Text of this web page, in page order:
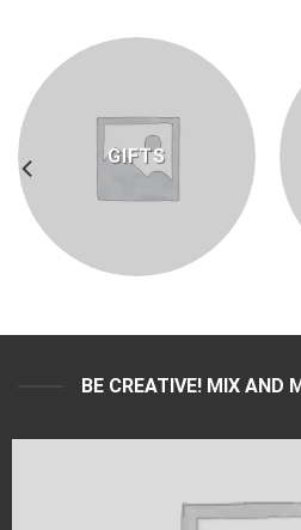
GIFTS
BE CREATIVE! MIX AND